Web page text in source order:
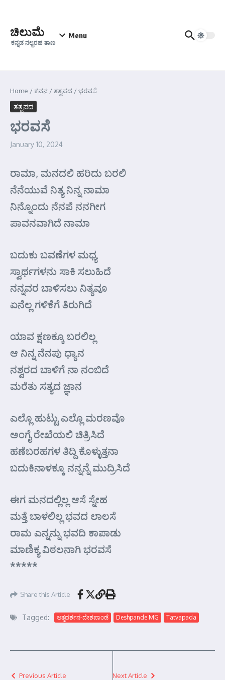
ಚಿಲುಮೆ
ಕನ್ನಡ ನಲ್ಬರಹ ತಾಣ
Menu
Home /ಕವನ /ತತ್ವಪದ /ಭರವಸೆ
ತತ್ವಪದ
ಭರವಸೆ
January 10, 2024
ರಾಮಾ, ಮನದಲಿ ಹರಿದು ಬರಲಿ
ನೆನೆಯುವೆ ನಿತ್ಯ ನಿನ್ನ ನಾಮಾ
ನಿನ್ನೊಂದು ನೆನಪೆ ನನಗೀಗ
ಪಾವನವಾಗಿದೆ ನಾಮಾ
ಬದುಕು ಬವಣೆಗಳ ಮಧ್ಯ
ಸ್ವಾರ್ಥಗಳನು ಸಾಕಿ ಸಲುಹಿದೆ
ನನ್ನವರ ಬಾಳಿಸಲು ನಿತ್ಯವೂ
ಏನೆಲ್ಲ ಗಳಿಕೆಗೆ ತಿರುಗಿದೆ
ಯಾವ ಕ್ಷಣಕ್ಕೂ ಬರಲಿಲ್ಲ
ಆ ನಿನ್ನ ನೆನಪು ಧ್ಯಾನ
ನಶ್ವರದ ಬಾಳಿಗೆ ನಾ ನಂಬಿದೆ
ಮರೆತು ಸತ್ಯದ ಜ್ಞಾನ
ಎಲ್ಲೊ ಹುಟ್ಟು ಎಲ್ಲೊ ಮರಣವೊ
ಅಂಗೈ ರೇಖೆಯಲಿ ಚಿತ್ರಿಸಿದೆ
ಹಣೆಬರಹಗಳ ತಿದ್ದಿ ಕೊಳ್ಳುತ್ತನಾ
ಬದುಕಿನಾಳಕ್ಕೂ ನನ್ನನ್ನೆ ಮುದ್ರಿಸಿದೆ
ಈಗ ಮನದಲ್ಲಿಲ್ಲ ಆಸೆ ಸ್ನೇಹ
ಮತ್ತೆ ಬಾಳಲಿಲ್ಲ ಭವದ ಲಾಲಸೆ
ರಾಮ ಎನ್ನನ್ನು ಭವದಿ ಕಾಪಾಡು
ಮಾಣಿಕ್ಯ ವಿಠಲನಾಗಿ ಭರವಸೆ
*****
Share this Article
Tagged: ಆತ್ಮದರ್ಶನ-ದೇಶಪಾಂಡೆ Deshpande MG Tatvapada
Previous Article Next Article